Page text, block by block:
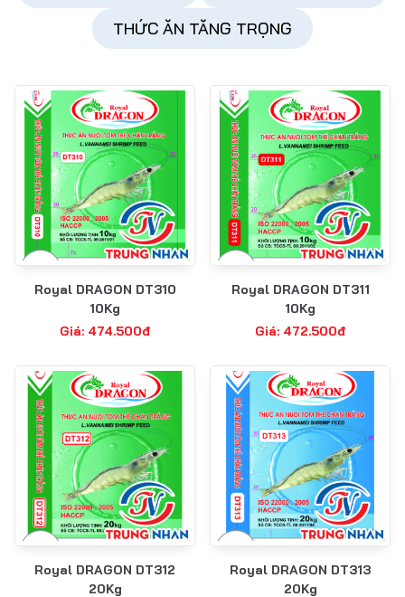
THỨC ĂN TĂNG TRỌNG
Royal DRAGON DT310
10Kg
Giá: 474.500đ
Royal DRAGON DT311
10Kg
Giá: 472.500đ
Royal DRAGON DT312
20Kg
Royal DRAGON DT313
20Kg